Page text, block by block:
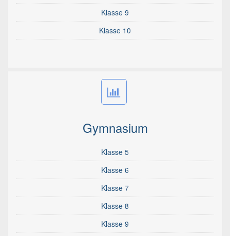
Klasse 9
Klasse 10
Gymnasium
Klasse 5
Klasse 6
Klasse 7
Klasse 8
Klasse 9